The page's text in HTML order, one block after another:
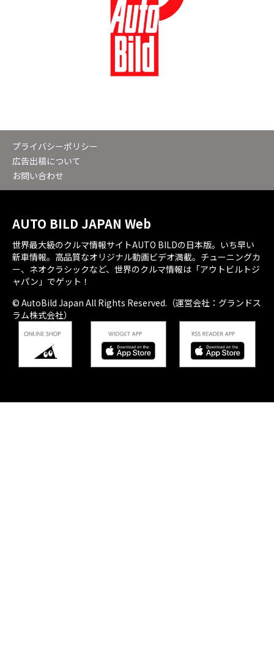
プライバシーポリシー
広告出稿について
お問い合わせ
AUTO BILD JAPAN Web
世界最大級のクルマ情報サイトAUTO BILDの日本版。いち早い
新車情報。高品質なオリジナル動画ビデオ満載。チューニングカ
ー、ネオクラシックなど、世界のクルマ情報は「アウトビルトジ
ャパン」でゲット！
© AutoBild Japan All Rights Reserved.（運営会社：グランドス
ラム株式会社）